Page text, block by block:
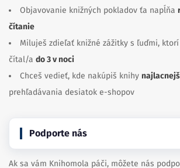
Objavovanie knižných pokladov ťa napĺňa
čítanie
Miluješ zdieľať knižné zážitky s ľuďmi,
čítal/a do 3 v noci
Chceš vedieť, kde nakúpiš knihy
prehľadávania desiatok e-shopov
Podporte nás
Ak sa vám Knihomola páči, môžete nás